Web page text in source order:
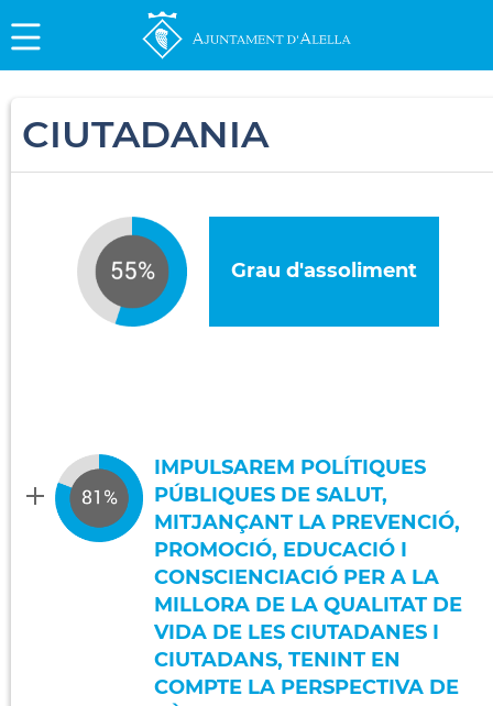
CIUTADANIA
Grau d'assoliment
IMPULSAREM POLÍTIQUES
PÚBLIQUES DE SALUT,
MITJANÇANT LA PREVENCIÓ,
PROMOCIÓ, EDUCACIÓ I
CONSCIENCIACIÓ PER A LA
MILLORA DE LA QUALITAT DE
VIDA DE LES CIUTADANES I
CIUTADANS, TENINT EN
COMPTE LA PERSPECTIVA DE